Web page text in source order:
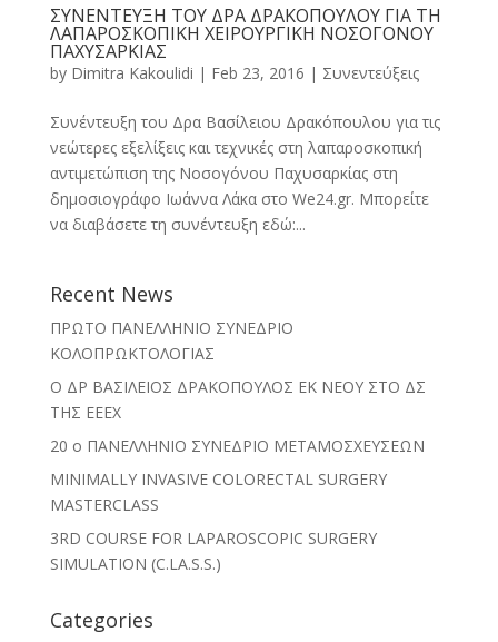
ΣΥΝΕΝΤΕΥΞΗ ΤΟΥ ΔΡΑ ΔΡΑΚΟΠΟΥΛΟΥ ΓΙΑ ΤΗ
ΛΑΠΑΡΟΣΚΟΠΙΚΗ ΧΕΙΡΟΥΡΓΙΚΗ ΝΟΣΟΓΟΝΟΥ
ΠΑΧΥΣΑΡΚΙΑΣ
by Dimitra Kakoulidi | Feb 23, 2016 | Συνεντεύξεις
Συνέντευξη του Δρα Βασίλειου Δρακόπουλου για τις
νεώτερες εξελίξεις και τεχνικές στη λαπαροσκοπική
αντιμετώπιση της Νοσογόνου Παχυσαρκίας στη
δημοσιογράφο Ιωάννα Λάκα στο We24.gr. Μπορείτε
να διαβάσετε τη συνέντευξη εδώ:...
Recent News
ΠΡΩΤΟ ΠΑΝΕΛΛΗΝΙΟ ΣΥΝΕΔΡΙΟ
ΚΟΛΟΠΡΩΚΤΟΛΟΓΙΑΣ
O ΔΡ ΒΑΣΙΛΕΙΟΣ ΔΡΑΚΟΠΟΥΛΟΣ ΕΚ ΝΕΟΥ ΣΤΟ ΔΣ
ΤΗΣ ΕΕΕΧ
20 ο ΠΑΝΕΛΛΗΝΙΟ ΣΥΝΕΔΡΙΟ ΜΕΤΑΜΟΣΧΕΥΣΕΩΝ
MINIMALLY INVASIVE COLORECTAL SURGERY
MASTERCLASS
3RD COURSE FOR LAPAROSCOPIC SURGERY
SIMULATION (C.LA.S.S.)
Categories